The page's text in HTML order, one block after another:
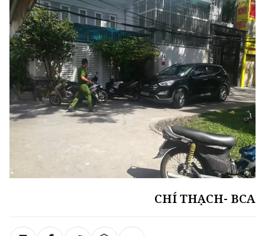
CHÍ THẠCH- BCA